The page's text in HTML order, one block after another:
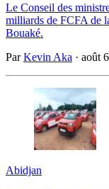
Le Conseil des
milliards de FCFA de
Bouaké.
ParKevin Aka · août
Abidjan